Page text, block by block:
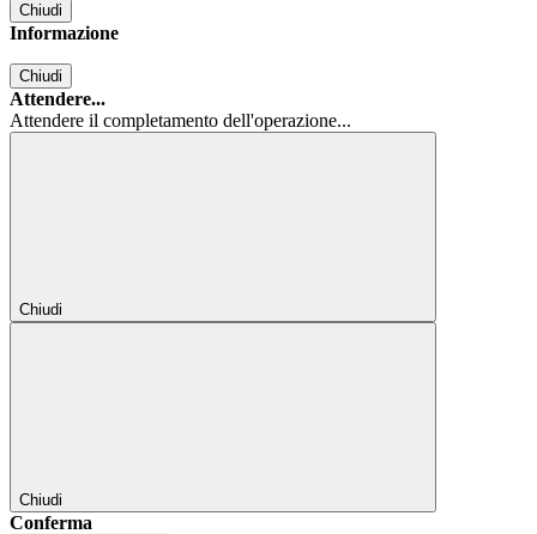
Chiudi
Informazione
Chiudi
Attendere...
Attendere il completamento dell'operazione...
Chiudi
Chiudi
Conferma